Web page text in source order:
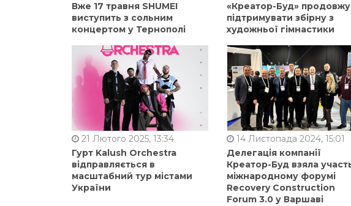
Вже 17 травня SHUMEI
виступить з сольним
концертом у Тернополі
«Креатор-Буд»
підтримувати збірну з
художньої гімнастики
21 Лютого 2025, 13:34
Гурт Kalush Orchestra
відправляється в
масштабний тур містами
України
14 Листопада 2024, 15:01
Делегація компанії
Креатор-Буд взяла
міжнародному форумі
Recovery Construction
Forum 3.0 у Варшаві